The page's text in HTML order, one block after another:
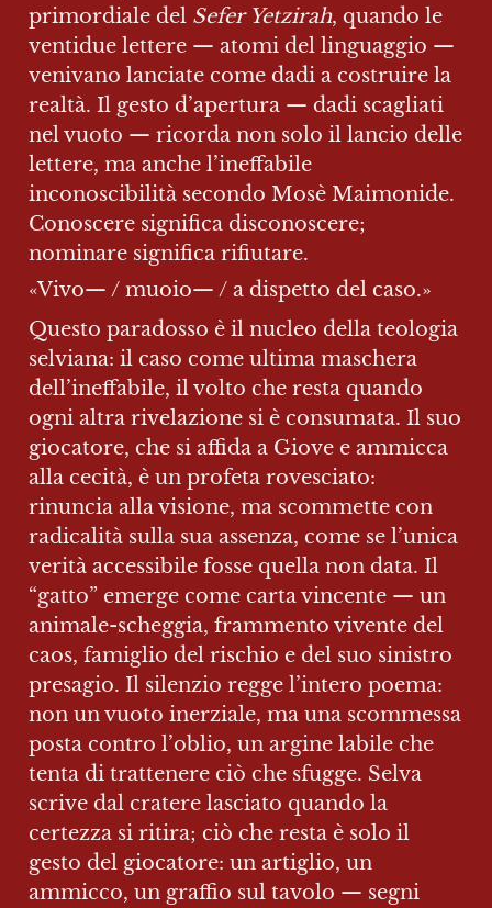
primordiale del Sefer Yetzirah, quando le
ventidue lettere — atomi del linguaggio —
venivano lanciate come dadi a costruire la
realtà. Il gesto d’apertura — dadi scagliati
nel vuoto — ricorda non solo il lancio delle
lettere, ma anche l’ineffabile
inconoscibilità secondo Mosè Maimonide.
Conoscere significa disconoscere;
nominare significa rifiutare.
«Vivo— / muoio— / a dispetto del caso.»
Questo paradosso è il nucleo della teologia
selviana: il caso come ultima maschera
dell’ineffabile, il volto che resta quando
ogni altra rivelazione si è consumata. Il suo
giocatore, che si affida a Giove e ammicca
alla cecità, è un profeta rovesciato:
rinuncia alla visione, ma scommette con
radicalità sulla sua assenza, come se l’unica
verità accessibile fosse quella non data. Il
“gatto” emerge come carta vincente — un
animale-scheggia, frammento vivente del
caos, famiglio del rischio e del suo sinistro
presagio. Il silenzio regge l’intero poema:
non un vuoto inerziale, ma una scommessa
posta contro l’oblio, un argine labile che
tenta di trattenere ciò che sfugge. Selva
scrive dal cratere lasciato quando la
certezza si ritira; ciò che resta è solo il
gesto del giocatore: un artiglio, un
ammicco, un graffio sul tavolo — segni